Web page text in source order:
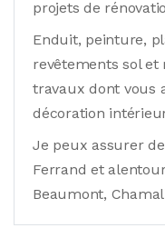
projets de
Enduit, peinture,
revêtements sol et
travaux dont vous
décoration
Je peux assurer
Ferrand et
Beaumont,